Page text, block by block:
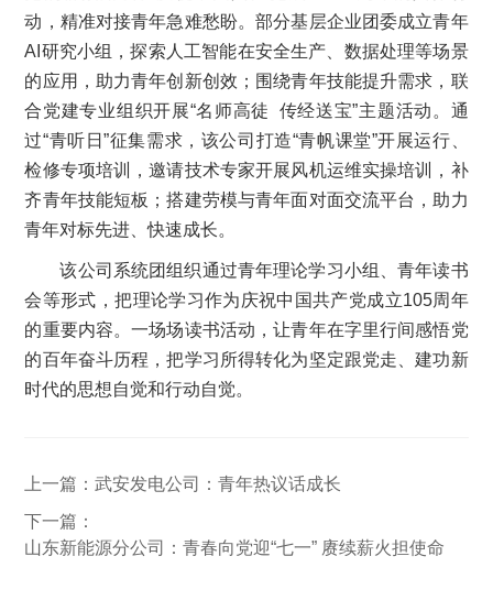
动，精准对接青年急难愁盼。部分基层企业团委成立青年
AI研究小组，探索人工智能在安全生产、数据处理等场景
的应用，助力青年创新创效；围绕青年技能提升需求，联
合党建专业组织开展“名师高徒 传经送宝”主题活动。通
过“青听日”征集需求，该公司打造“青帆课堂”开展运行、
检修专项培训，邀请技术专家开展风机运维实操培训，补
齐青年技能短板；搭建劳模与青年面对面交流平台，助力
青年对标先进、快速成长。
该公司系统团组织通过青年理论学习小组、青年读书
会等形式，把理论学习作为庆祝中国共产党成立105周年
的重要内容。一场场读书活动，让青年在字里行间感悟党
的百年奋斗历程，把学习所得转化为坚定跟党走、建功新
时代的思想自觉和行动自觉。
上一篇：武安发电公司：青年热议话成长
下一篇：
山东新能源分公司：青春向党迎“七一” 赓续薪火担使命